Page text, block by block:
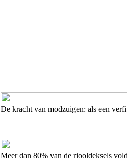
De kracht van modzuigen: als een
Meer dan 80% van de riooldeksels